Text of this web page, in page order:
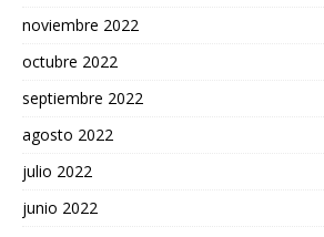
noviembre 2022
octubre 2022
septiembre 2022
agosto 2022
julio 2022
junio 2022